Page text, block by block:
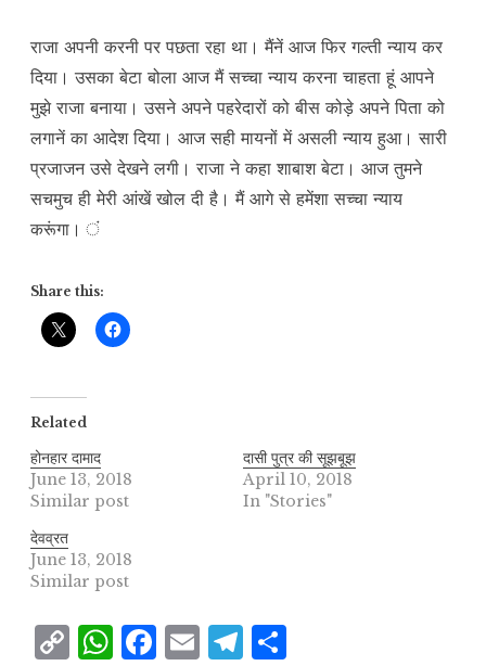
राजा अपनी करनी पर पछता रहा था। मैंनें आज फिर गल्ती न्याय कर
दिया। उसका बेटा बोला आज मैं सच्चा न्याय करना चाहता हूं आपने
मुझे राजा बनाया। उसने अपने पहरेदारों को बीस कोड़े अपने पिता को
लगानें का आदेश दिया। आज सही मायनों में असली न्याय हुआ। सारी
प्रजाजन उसे देखने लगी। राजा ने कहा शाबाश बेटा। आज तुमने
सचमुच ही मेरी आंखें खोल दी है। मैं आगे से हमेंशा सच्चा न्याय
करूंगा। ं
Share this:
Related
होनहार दामाद
June 13, 2018
Similar post
दासी पुत्र की सूझबूझ
April 10, 2018
In "Stories"
देवव्रत
June 13, 2018
Similar post
C W F
E
T